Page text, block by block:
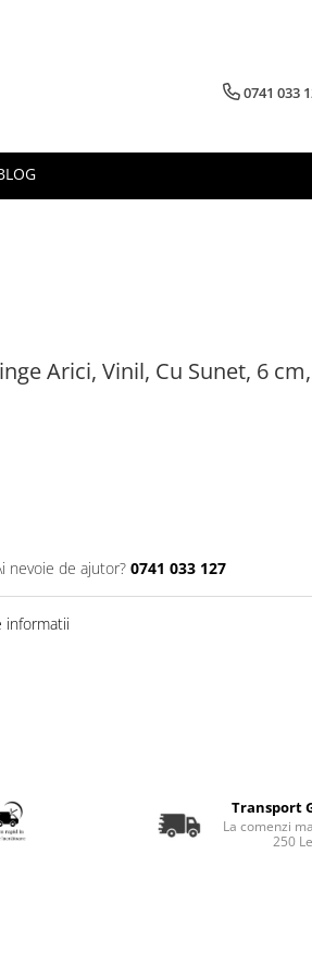
0741 033
Arici, Vinil, Cu Sunet, 6 cm,
nevoie de ajutor? 0741 033 127
informatii
Transport
La comenzi
250